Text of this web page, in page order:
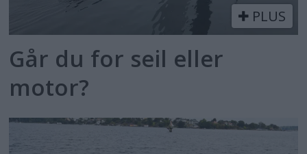
PLUS
Går du for seil eller
motor?